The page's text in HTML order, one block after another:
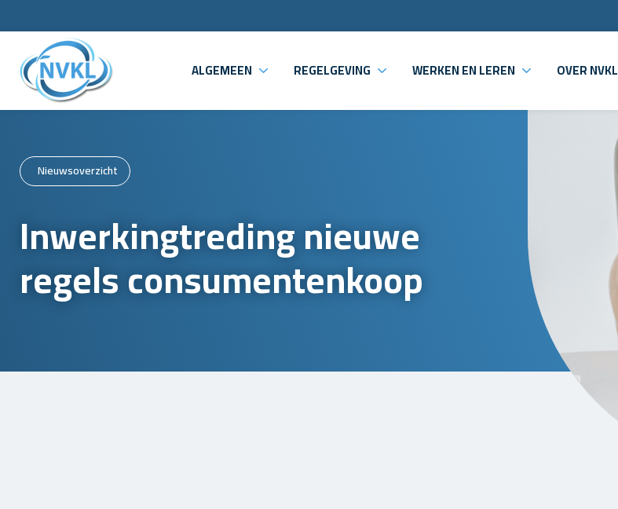
ALGEMEEN REGELGEVING WERKEN EN LEREN OVER NVKL
Nieuwsoverzicht
Inwerkingtreding nieuwe
regels consumentenkoop